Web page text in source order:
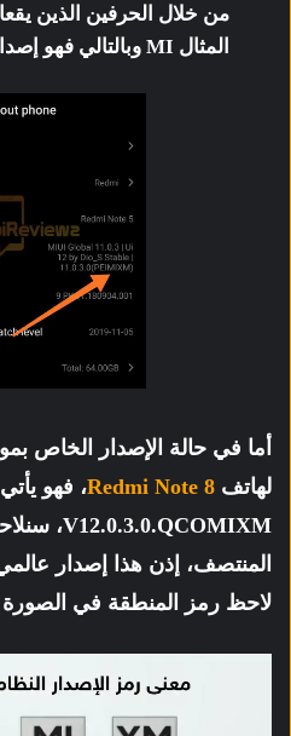
من خلال الحرفين الذين
المثال MI وبالتالي فهو إصدار عالمي Global
لهاتف Redmi Note 8، فهو
V12.0.3.0.QCOMIXM،
المنتصف، إذن هذا إصدار
لاحظ رمز المنطقة في الصورة